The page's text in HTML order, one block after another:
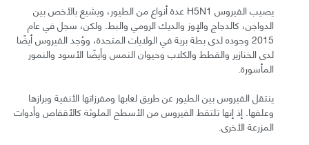
يصيب الفيروس H5N1 عدة أنواع من الطيور، ويشيع بالأخص بين
الدواجن، كالدجاج والإوز والديك الرومي والبط. ولكن، سجل في عام
2015 وجوده لدى بطة برية في الولايات المتحدة، ووُجد الفيروس أيضًا
لدى الخنازير والقطط والكلاب وحيوان النمس وأيضًا الأسود والنمور
المأسورة.
ينتقل الفيروس بين الطيور عن طريق لعابها ومفرزاتها الأنفية وبرازها
وعلفها. إذ إنها تلتقط الفيروس من الأسطح الملوثة كالأقفاص وأدوات
المزرعة الأخرى.